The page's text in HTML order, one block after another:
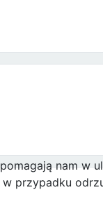
nam w
przypadku